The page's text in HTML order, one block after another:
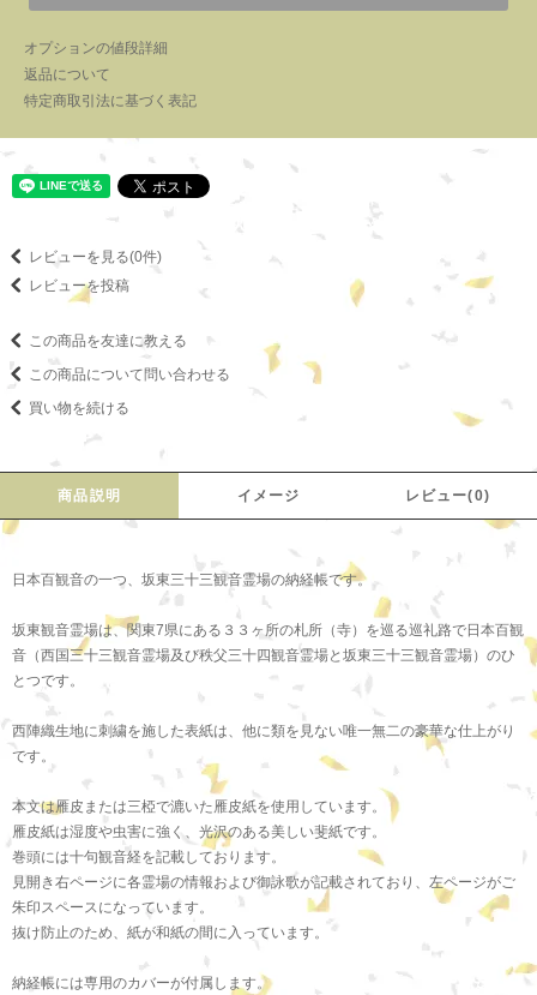
オプションの値段詳細
返品について
特定商取引法に基づく表記
レビューを見る(0件)
レビューを投稿
この商品を友達に教える
この商品について問い合わせる
買い物を続ける
商品説明 イメージ レビュー(0)
日本百観音の一つ、坂東三十三観音霊場の納経帳です。
坂東観音霊場は、関東7県にある３３ヶ所の札所（寺）を巡る巡礼路で日本百観
音（西国三十三観音霊場及び秩父三十四観音霊場と坂東三十三観音霊場）のひ
とつです。
西陣織生地に刺繍を施した表紙は、他に類を見ない唯一無二の豪華な仕上がり
です。
本文は雁皮または三椏で漉いた雁皮紙を使用しています。
雁皮紙は湿度や虫害に強く、光沢のある美しい斐紙です。
巻頭には十句観音経を記載しております。
見開き右ページに各霊場の情報および御詠歌が記載されており、左ページがご
朱印スペースになっています。
抜け防止のため、紙が和紙の間に入っています。
納経帳には専用のカバーが付属します。